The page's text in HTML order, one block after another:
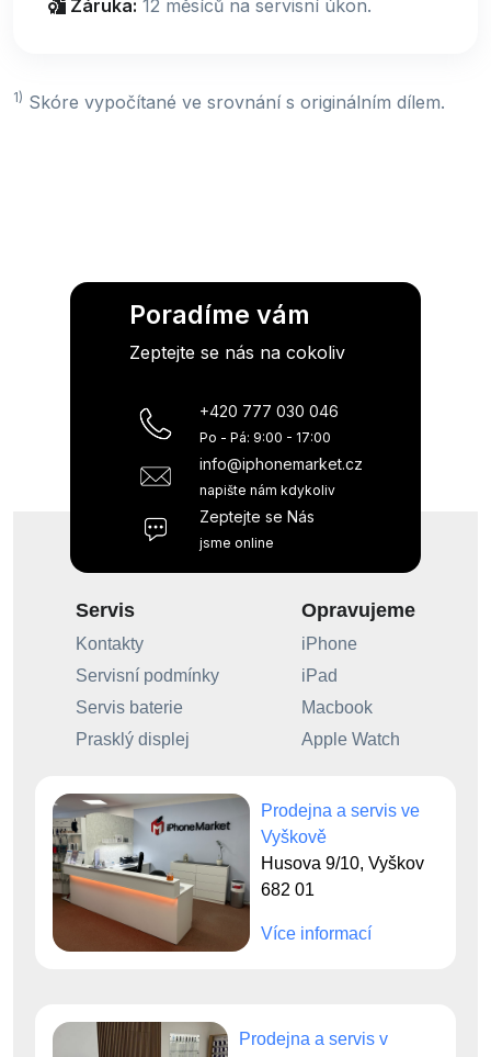
Záruka: 12 měsíců na servisní úkon.
1) Skóre vypočítané ve srovnání s originálním dílem.
Poradíme vám
Zeptejte se nás na cokoliv
+420 777 030 046
Po - Pá: 9:00 - 17:00
info@iphonemarket.cz
napište nám kdykoliv
Zeptejte se Nás
jsme online
Servis
Kontakty
Servisní podmínky
Servis baterie
Prasklý displej
Opravujeme
iPhone
iPad
Macbook
Apple Watch
Prodejna a servis ve
Vyškově
Husova 9/10, Vyškov
682 01
Více informací
Prodejna a servis v